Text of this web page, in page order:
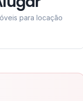
para locação